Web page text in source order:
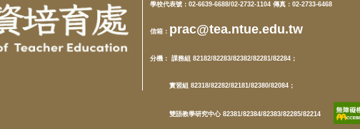
學校代表號：02-6639-6688/02-2732-1104 傳真：02-2733-6468
信箱 ： prac@tea.ntue.edu.tw
分機 ： 課務組 82182/82283/82382/82281/82284；
實習組 82318/82282/82181/82380/82084；
雙語教學研究中心 82381/82384/82383/82285/82214